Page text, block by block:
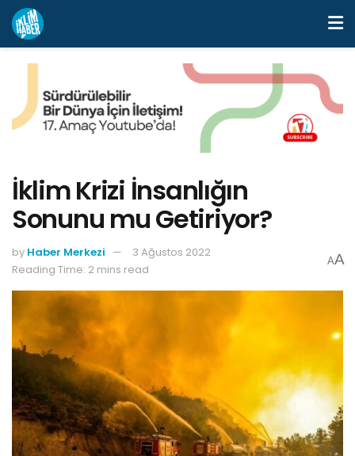
İklim Krizi İnsanlığın
Sonunu mu Getiriyor?
by Haber Merkezi
3 Ağustos 2022
Reading Time: 2 mins read
AA